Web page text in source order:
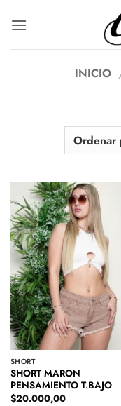
INICIO
SHORT
SHORT MARON
PENSAMIENTO T.BAJO
$20.000,00